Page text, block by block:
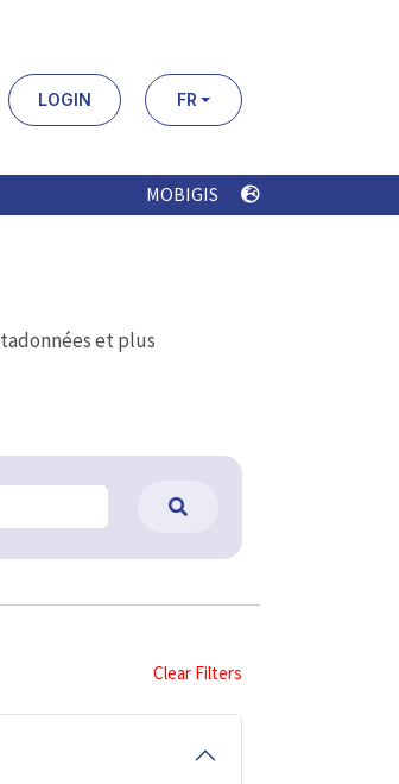
LOGIN FR
MOBIGIS
et plus
Clear Filters